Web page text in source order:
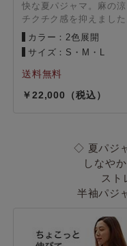
快な夏パジャマ。麻の
チクチク感を抑えました
カラー：2色展開
サイズ：S・M・L
22,000
◇ 夏パジ
しなや
スト
半袖パジ